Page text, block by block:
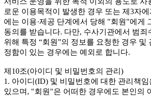
로운 이용목적이 발생한 경우 또는 제3자
에는 이용·제공 단계에서 당해 "회원"에게
동의를 받습니다. 다만, 수사기관에서 범죄
위해 특정 “회원”의 정보를 요청한 경우 및
정함이 있는 경우에는 예외로 합니다.
제10조(아이디 및 비밀번호의 관리)
1. 아이디(ID) 및 비밀번호에 대한 관리책
있으며, "회원"은 어떠한 경우에도 본인의